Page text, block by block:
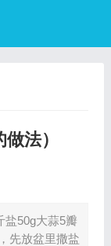
法）
盐50g大蒜5瓣
先放盆里撒盐